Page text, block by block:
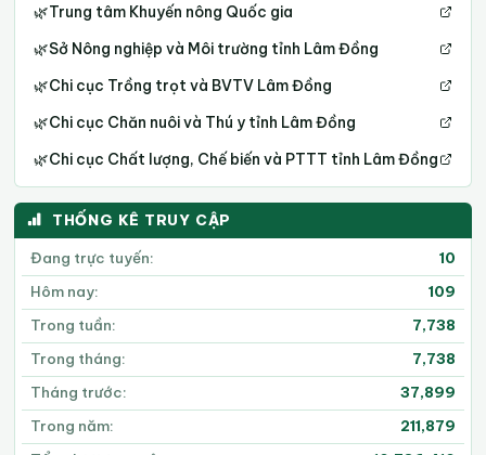
🌿Trung tâm Khuyến nông Quốc gia
🌿Sở Nông nghiệp và Môi trường tỉnh Lâm Đồng
🌿Chi cục Trồng trọt và BVTV Lâm Đồng
🌿Chi cục Chăn nuôi và Thú y tỉnh Lâm Đồng
🌿Chi cục Chất lượng, Chế biến và PTTT tỉnh Lâm Đồng
THỐNG KÊ TRUY CẬP
Đang trực tuyến:
10
Hôm nay:
109
Trong tuần:
7,738
Trong tháng:
7,738
Tháng trước:
37,899
Trong năm:
211,879